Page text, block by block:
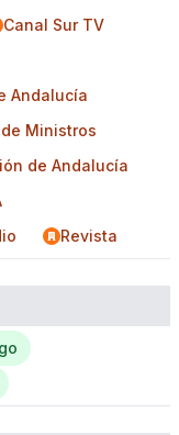
Canal Sur TV
Andalucía
Ministros
de Andalucía
Revista